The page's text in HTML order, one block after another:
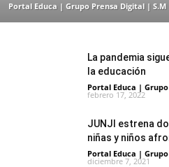
Portal Educa | Grupo Prensa Digital | S.M
La pandemia
la educación
Portal Educa |
febrero 17, 2022
JUNJI estrena
niñas y niños
Portal Educa |
diciembre 7, 2021